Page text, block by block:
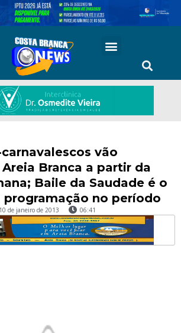
vão
Branca a partir da
Baile da Saudade é o
programação no período
10 de janeiro de 2013 06:41